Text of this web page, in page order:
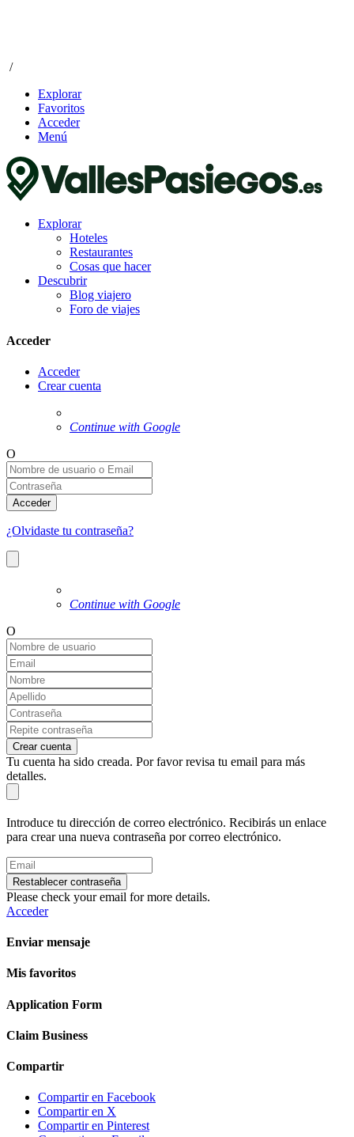
/
Explorar
Favoritos
Acceder
Menú
Explorar
Hoteles
Restaurantes
Cosas que hacer
Descubrir
Blog viajero
Foro de viajes
Acceder
Acceder
Crear cuenta
Continue with Google
O
Acceder
¿Olvidaste tu contraseña?
Continue with Google
O
Crear cuenta
Tu cuenta ha sido creada. Por favor revisa tu email para más
detalles.
Introduce tu dirección de correo electrónico. Recibirás un enlace
para crear una nueva contraseña por correo electrónico.
Restablecer contraseña
Please check your email for more details.
Acceder
Enviar mensaje
Mis favoritos
Application Form
Claim Business
Compartir
Compartir en Facebook
Compartir en X
Compartir en Pinterest